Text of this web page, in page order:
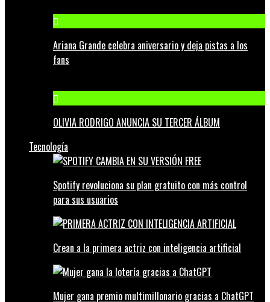
Ariana Grande celebra aniversario y deja pistas a los
fans
OLIVIA RODRIGO ANUNCIA SU TERCER ÁLBUM
Tecnología
Spotify revoluciona su plan gratuito con más control
para sus usuarios
Crean a la primera actriz con inteligencia artificial
Mujer gana premio multimillonario gracias a ChatGPT